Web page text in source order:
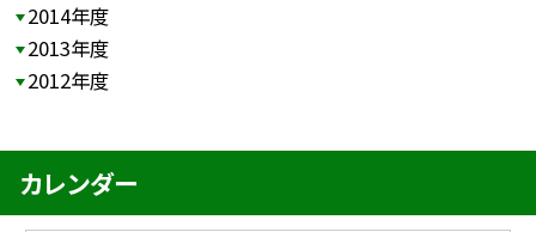
2014年度
2013年度
2012年度
カレンダー